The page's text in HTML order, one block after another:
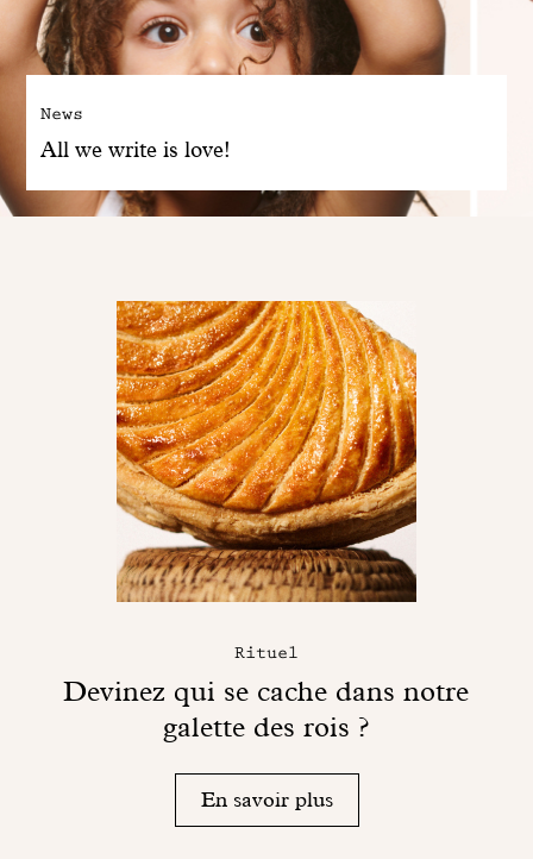
E-Shop
News
All we write is love!
Rituel
Devinez qui se cache dans notre
galette des rois ?
En savoir plus